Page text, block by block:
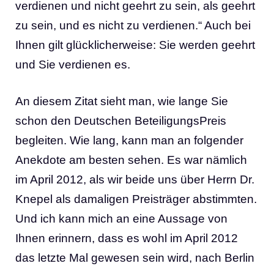
verdienen und nicht geehrt zu sein, als geehrt
zu sein, und es nicht zu verdienen.“ Auch bei
Ihnen gilt glücklicherweise: Sie werden geehrt
und Sie verdienen es.
An diesem Zitat sieht man, wie lange Sie
schon den Deutschen BeteiligungsPreis
begleiten. Wie lang, kann man an folgender
Anekdote am besten sehen. Es war nämlich
im April 2012, als wir beide uns über Herrn Dr.
Knepel als damaligen Preisträger abstimmten.
Und ich kann mich an eine Aussage von
Ihnen erinnern, dass es wohl im April 2012
das letzte Mal gewesen sein wird, nach Berlin